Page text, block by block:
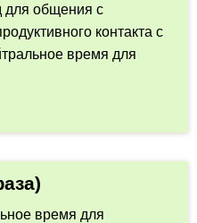
для общения с
контакта с
время для
время для